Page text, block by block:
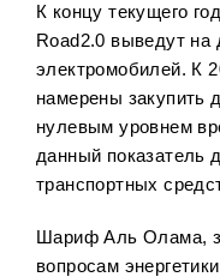
К концу текущего
Road2.0 выведут на
электромобилей. К
намерены закупить
нулевым уровнем
данный показатель
транспортных
Шариф Аль Олама,
вопросам